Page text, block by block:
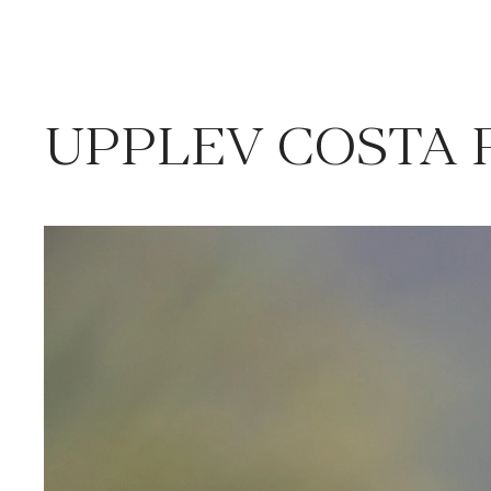
UPPLEV COSTA